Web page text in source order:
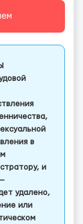
в
и
удалено,
или